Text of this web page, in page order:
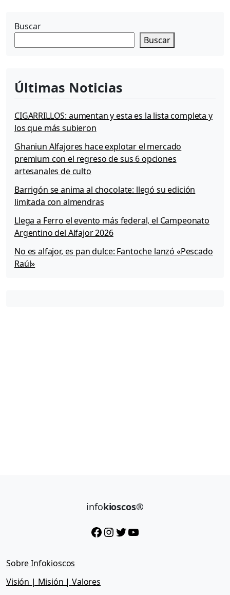
l
i
i
e
c
n
s
n
Buscar
Buscar
Últimas Noticias
CIGARRILLOS: aumentan y esta es la lista completa y
los que más subieron
Ghaniun Alfajores hace explotar el mercado
premium con el regreso de sus 6 opciones
artesanales de culto
Barrigón se anima al chocolate: llegó su edición
limitada con almendras
Llega a Ferro el evento más federal, el Campeonato
Argentino del Alfajor 2026
No es alfajor, es pan dulce: Fantoche lanzó «Pescado
Raúl»
infokioscos®
Facebook InstagramTwitter YouTube
Sobre Infokioscos
Visión | Misión | Valores